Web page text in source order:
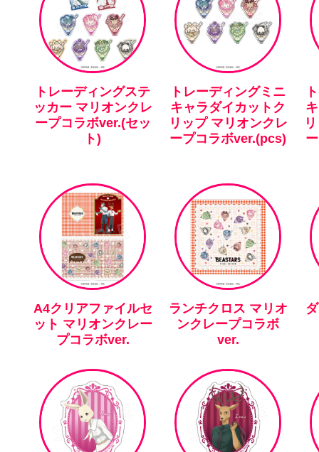
トレーディングステ
ッカー マリオンクレ
ープコラボver.(セッ
ト)
トレーディングミニ
キャラダイカットク
リップ マリオンクレ
ープコラボver.(pcs)
A4クリアファイルセ
ット マリオンクレー
プコラボver.
ランチクロス マリオ
ンクレープコラボ
ver.